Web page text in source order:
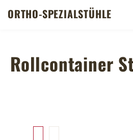
ORTHO-SPEZIALSTÜHLE
Rollcontainer